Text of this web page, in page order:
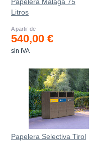
Litros
A partir de
540,00 €
sin IVA
Papelera Selectiva Tirol